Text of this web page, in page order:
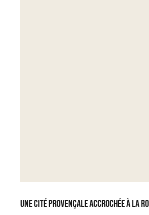
Une cité provençale accrochée à la